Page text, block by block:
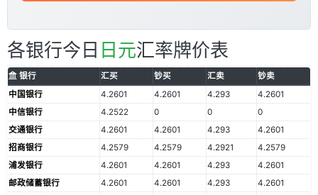
各银行今日 日元汇率牌价表
银行 汇买 钞买 汇卖
钞卖
中国银行
4.2601 4.2601 4.293
4.2601
中信银行
4.2522 0 0
0
交通银行
4.2601 4.2601 4.293
4.2601
招商银行
4.2579 4.2579 4.2921
4.2579
浦发银行
4.2601 4.2601 4.293
4.2601
邮政储蓄银行
4.2601 4.2601 4.293
4.2601